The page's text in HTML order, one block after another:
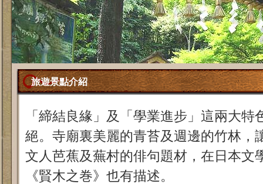
旅遊景點介紹
「締結良緣」及「學業進步」這兩大特
絕。寺廟裏美麗的青苔及週邊的竹林，
文人芭蕉及蕪村的俳句題材，在日本文
《賢木之巻》也有描述。